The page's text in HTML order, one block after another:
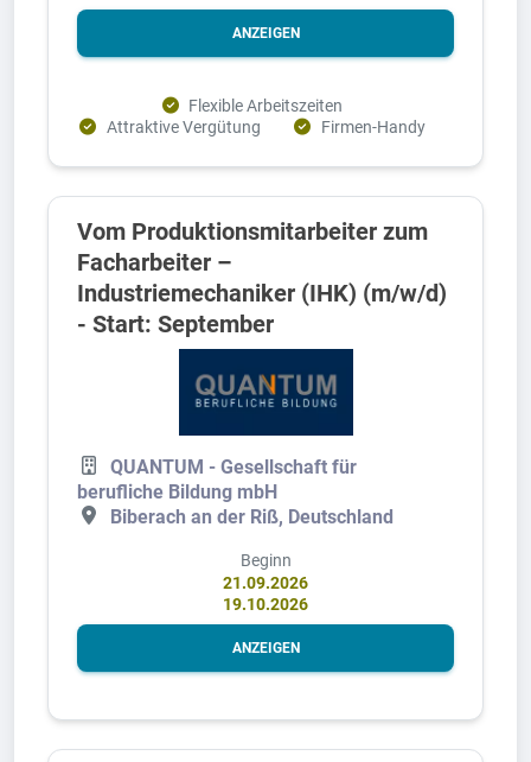
ANZEIGEN
Flexible Arbeitszeiten
Attraktive Vergütung
Firmen-Handy
Vom Produktionsmitarbeiter zum
Facharbeiter –
Industriemechaniker (IHK) (m/w/d)
- Start: September
QUANTUM - Gesellschaft für
berufliche Bildung mbH
Biberach an der Riß, Deutschland
Beginn
21.09.2026
19.10.2026
ANZEIGEN